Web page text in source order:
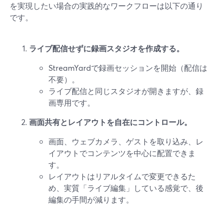
を実現したい場合の実践的なワークフローは以下の通り
です。
ライブ配信せずに録画スタジオを作成する。
StreamYardで録画セッションを開始（配信は
不要）。
ライブ配信と同じスタジオが開きますが、録
画専用です。
画面共有とレイアウトを自在にコントロール。
画面、ウェブカメラ、ゲストを取り込み、レ
イアウトでコンテンツを中心に配置できま
す。
レイアウトはリアルタイムで変更できるた
め、実質「ライブ編集」している感覚で、後
編集の手間が減ります。